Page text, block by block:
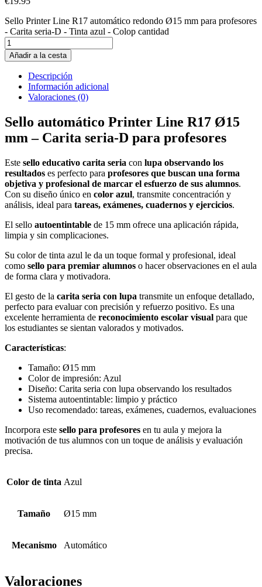
Sello Printer Line R17 automático redondo Ø15 mm para profesores
- Carita seria-D - Tinta azul - Colop cantidad
Añadir a la cesta
Descripción
Información adicional
Valoraciones (0)
Sello automático Printer Line R17 Ø15
mm – Carita seria-D para profesores
Este sello educativo carita seria con lupa observando los
resultados es perfecto para profesores que buscan una forma
objetiva y profesional de marcar el esfuerzo de sus alumnos.
Con su diseño único en color azul, transmite concentración y
análisis, ideal para tareas, exámenes, cuadernos y ejercicios.
El sello autoentintable de 15 mm ofrece una aplicación rápida,
limpia y sin complicaciones.
Su color de tinta azul le da un toque formal y profesional, ideal
como sello para premiar alumnos o hacer observaciones en el aula
de forma clara y motivadora.
El gesto de la carita seria con lupa transmite un enfoque detallado,
perfecto para evaluar con precisión y refuerzo positivo. Es una
excelente herramienta de reconocimiento escolar visual para que
los estudiantes se sientan valorados y motivados.
Características:
Tamaño: Ø15 mm
Color de impresión: Azul
Diseño: Carita seria con lupa observando los resultados
Sistema autoentintable: limpio y práctico
Uso recomendado: tareas, exámenes, cuadernos, evaluaciones
Incorpora este sello para profesores en tu aula y mejora la
motivación de tus alumnos con un toque de análisis y evaluación
precisa.
Color de tinta Azul
Tamaño Ø15 mm
Mecanismo Automático
Valoraciones